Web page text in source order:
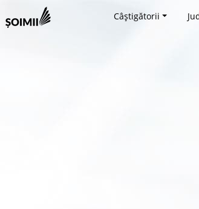
Câștigătorii